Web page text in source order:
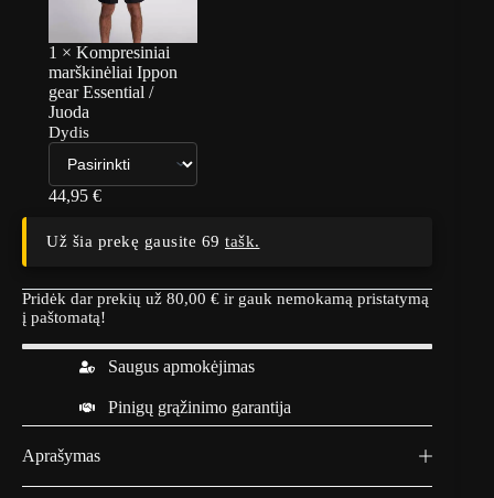
1 ×Kompresiniai
marškinėliai Ippon
gear Essential /
Juoda
Dydis
44,95€
Už šia prekę gausite 69 tašk.
Pridėk dar prekių už 80,00 € ir gauk nemokamą pristatymą
į paštomatą!
Saugus apmokėjimas
Pinigų grąžinimo garantija
Aprašymas